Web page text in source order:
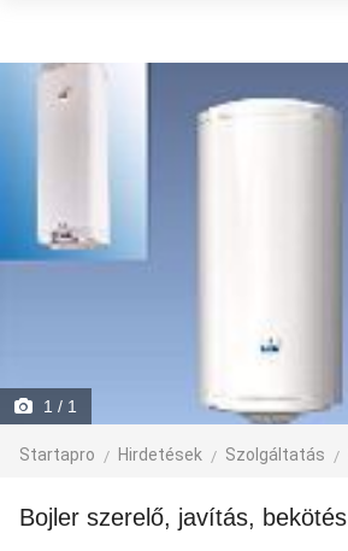
1 / 1
Startapro Hirdetések Szolgáltatás
Bojler szerelő, javítás, bekötés